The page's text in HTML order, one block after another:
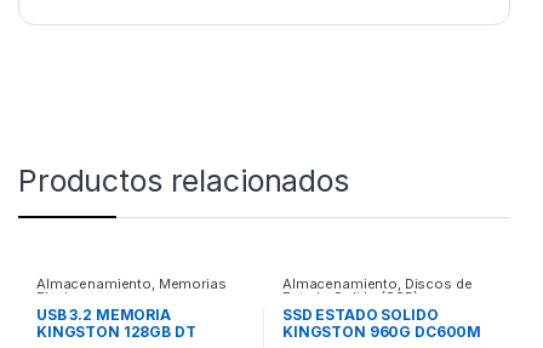
Productos relacionados
Almacenamiento, Memorias
Flash
USB 3.2 MEMORIA
KINGSTON 128GB DT
Almacenamiento, Discos de
Estado Solido (SSD)
SSD ESTADO SOLIDO
KINGSTON 960G DC600M